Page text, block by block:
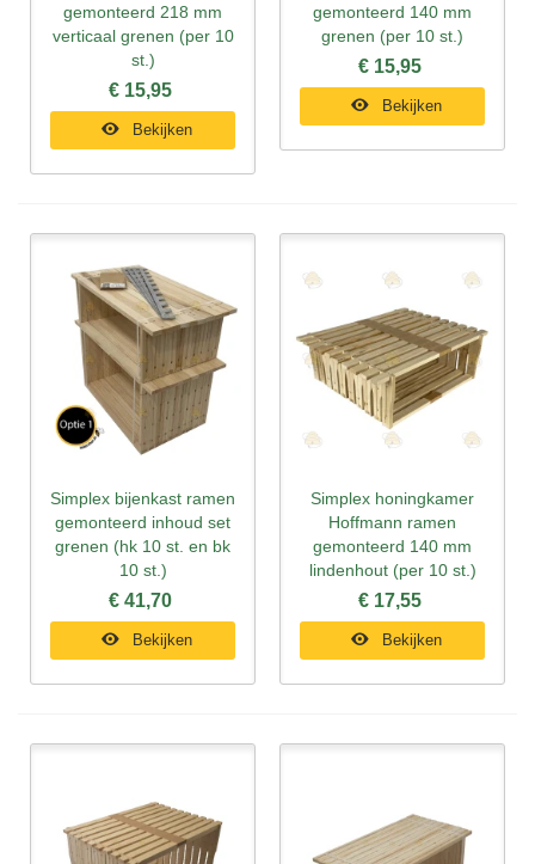
gemonteerd 218 mm
verticaal grenen (per 10
st.)
€ 15,95
Bekijken
gemonteerd 140 mm
grenen (per 10 st.)
€ 15,95
Bekijken
Simplex bijenkast ramen
gemonteerd inhoud set
grenen (hk 10 st. en bk
10 st.)
€ 41,70
Bekijken
Simplex honingkamer
Hoffmann ramen
gemonteerd 140 mm
lindenhout (per 10 st.)
€ 17,55
Bekijken